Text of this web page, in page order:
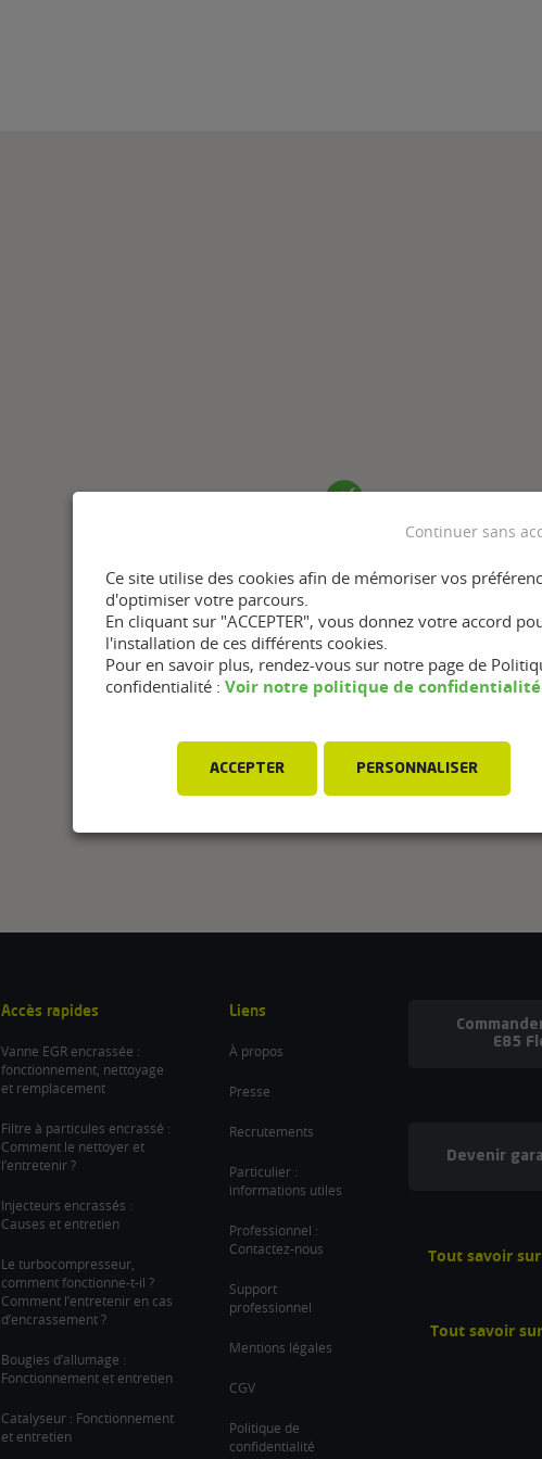
Accès rapides
Vanne EGR encrassée :
fonctionnement, nettoyage
et remplacement
Filtre à particules encrassé :
Comment le nettoyer et
l’entretenir ?
Injecteurs encrassés :
Causes et entretien
Le turbocompresseur,
comment fonctionne-t-il ?
Comment l’entretenir en cas
d’encrassement ?
Bougies d’allumage :
Fonctionnement et entretien
Catalyseur : Fonctionnement
et entretien
Liens
À propos
Presse
Recrutements
Particulier :
informations utiles
Professionnel :
Contactez-nous
Support
professionnel
Mentions légales
CGV
Politique de
confidentialité
E85
Devenir
Tout savoir
Tout savoir
Ce site utilise des cookies afin de mémoriser vos
d'optimiser votre parcours.
En cliquant sur "ACCEPTER", vous donnez votre accord
l'installation de ces différents cookies.
Pour en savoir plus, rendez-vous sur notre page de
confidentialité : Voir notre politique de confidentialité
ACCEPTER PERSONNALISER
Continuer sans